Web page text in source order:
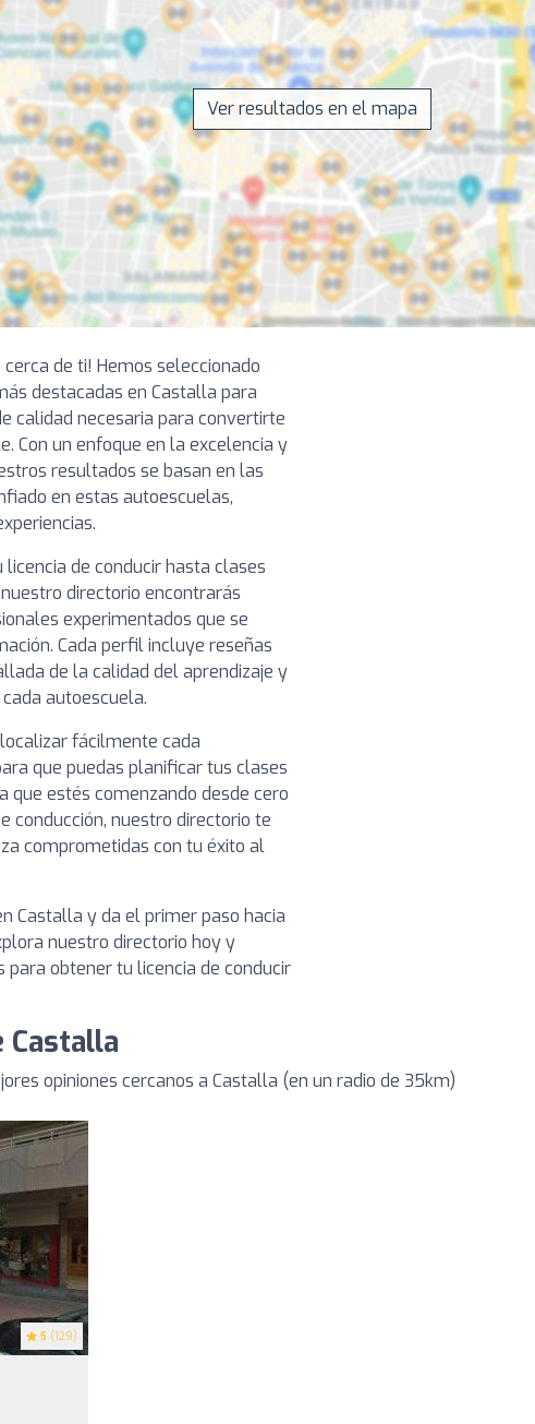
Ver resultados en el mapa
de ti! Hemos seleccionado
destacadas en Castalla para
calidad necesaria para convertirte
Con un enfoque en la excelencia y
resultados se basan en las
en estas autoescuelas,
de conducir hasta clases
directorio encontrarás
experimentados que se
Cada perfil incluye reseñas
de la calidad del aprendizaje y
autoescuela.
fácilmente cada
que puedas planificar tus clases
que estés comenzando desde cero
conducción, nuestro directorio te
comprometidas con tu éxito al
Castalla y da el primer paso hacia
nuestro directorio hoy y
obtener tu licencia de conducir
Castalla
opiniones cercanos a Castalla (en un radio de 35km)
5 (129)